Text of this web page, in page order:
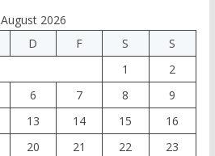
August 2026
D F S
S
1
2
6 7 8
9
13 14 15
16
20 21 22
23